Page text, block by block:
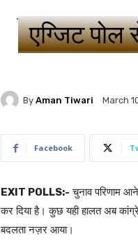
एग्जिट
By Aman Tiwari March
Facebook
​EXIT POLLS:- चुनाव परिणाम
कर दिया है। कुछ यही हालत अब
बदलता नज़र आया।